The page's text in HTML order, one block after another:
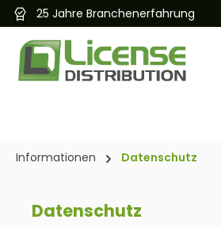
Zur Hauptnavigation
25 Jahre Branchenerfahrung
Informationen Datenschutz
Datenschutz